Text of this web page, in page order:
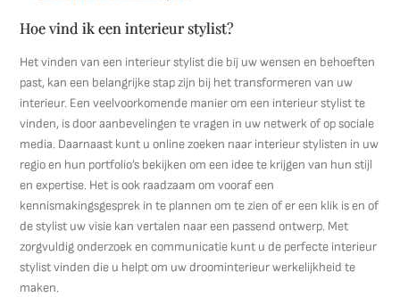
Hoe vind ik een interieur stylist?
Het vinden van een interieur stylist die bij uw wensen en behoeften
past, kan een belangrijke stap zijn bij het transformeren van uw
interieur. Een veelvoorkomende manier om een interieur stylist te
vinden, is door aanbevelingen te vragen in uw netwerk of op sociale
media. Daarnaast kunt u online zoeken naar interieur stylisten in uw
regio en hun portfolio’s bekijken om een idee te krijgen van hun stijl
en expertise. Het is ook raadzaam om vooraf een
kennismakingsgesprek in te plannen om te zien of er een klik is en of
de stylist uw visie kan vertalen naar een passend ontwerp. Met
zorgvuldig onderzoek en communicatie kunt u de perfecte interieur
stylist vinden die u helpt om uw droominterieur werkelijkheid te
maken.